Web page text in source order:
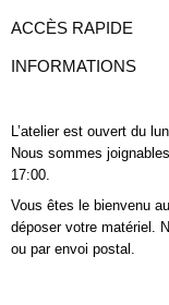
ACCÈS RAPIDE
INFORMATIONS
L’atelier est ouvert du
Nous sommes joignables
17:00.
Vous êtes le bienvenu
déposer votre matériel.
ou par envoi postal.